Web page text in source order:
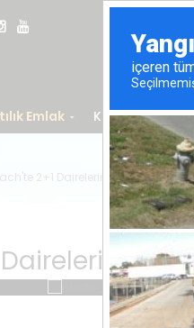
Emlak Kiralık Emlak
2+1 Dairelerin Satışı
Satışı